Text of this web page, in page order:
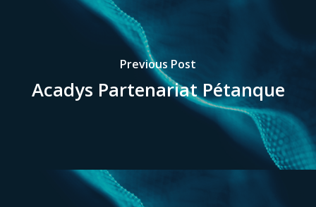
Previous Post
Acadys Partenariat Pétanque